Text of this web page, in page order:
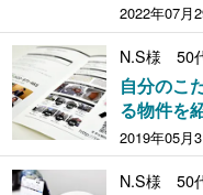
2022年07月
N.S様 50
自分のこ
る物件を
2019年05月
N.S様 50